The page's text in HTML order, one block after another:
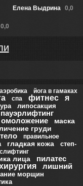
Елена Выдрина 0,0
0,0
йога в гамаках
спа фитнес
я
липосакция
пауэрлифтинг
омоложение
маска
груди
правильное
гладкая кожа
степ-
лица пилатес
лишний
морщин